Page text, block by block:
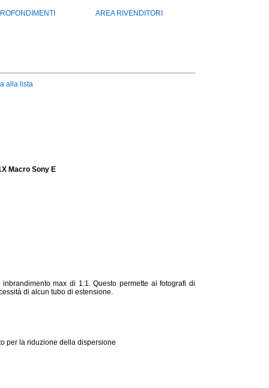
AREA RIVENDITORI
alla lista
Macro Sony E
max di 1:1. Questo permette ai fotografi di
di alcun tubo di estensione.
per la riduzione della dispersione